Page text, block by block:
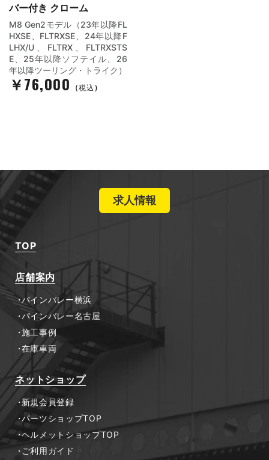
バー付き クローム
M8 Gen2モデル（23年以降FL
HXSE、FLTRXSE、24年以降F
LHX/U、FLTRX、FLTRXSTS
E、25年以降ソフテイル、26
年以降ツーリング・トライク）
￥76,000 (税込)
求人情報
TOP
店舗案内
パインバレー横浜
パインバレー名古屋
施工事例
在庫車両
ネットショップ
新規会員登録
パーツショップTOP
ヘルメットショップTOP
ご利用ガイド